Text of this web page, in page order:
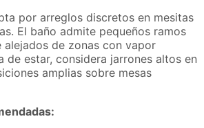
por arreglos discretos en mesitas
El baño admite pequeños ramos
alejados de zonas con vapor
de estar, considera jarrones altos en
amplias sobre mesas